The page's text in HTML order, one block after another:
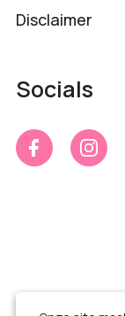
Disclaimer
Socials